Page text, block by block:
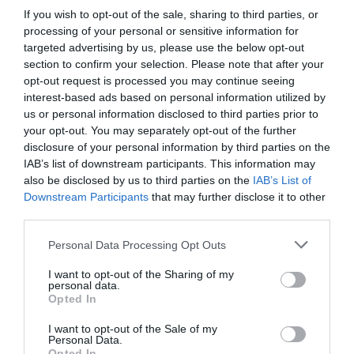
If you wish to opt-out of the sale, sharing to third parties, or
processing of your personal or sensitive information for
targeted advertising by us, please use the below opt-out
section to confirm your selection. Please note that after your
opt-out request is processed you may continue seeing
interest-based ads based on personal information utilized by
us or personal information disclosed to third parties prior to
your opt-out. You may separately opt-out of the further
disclosure of your personal information by third parties on the
IAB’s list of downstream participants. This information may
also be disclosed by us to third parties on the IAB’s List of
Downstream Participants that may further disclose it to other
Personal Data Processing Opt Outs
I want to opt-out of the Sharing of my
personal data.
Opted In
I want to opt-out of the Sale of my
Personal Data.
García fue contundente en su intervención y apeló al
principio de presunción de inocencia, recogido en la
Constitución Españolacomo derecho fundamental,
para defender a la edil. "Están persiguiendo a una
concejala que no ha cometido ningún delito. De
hecho, no existe ninguna investigación judicial ni
ninguna causa judicial abierta", subrayó el regidor,
quien advirtió de que no consentirá que se condene
públicamente a alguien sin base legal alguna.
El alcalde dejó claro que en un Estado de derecho
existen unasreglas fundamentales